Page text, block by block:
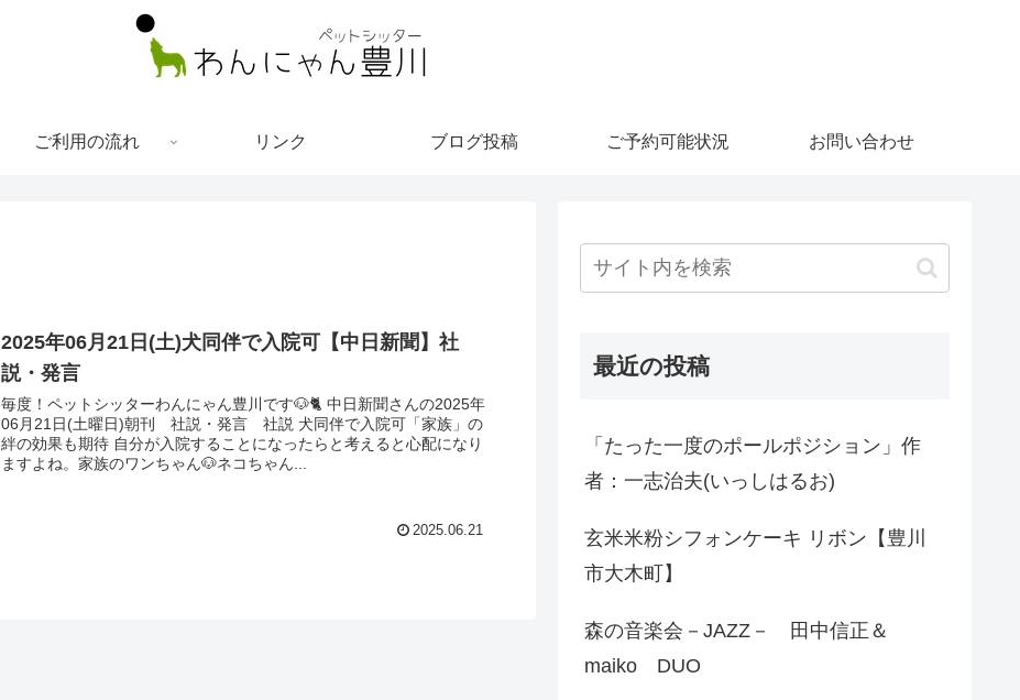
ご利用の流れ リンク ブログ投稿 ご予約可能状況 お問い合わせ
2025年06月21日(土)犬同伴で入院可【中日新聞】社
説・発言
毎度！ペットシッターわんにゃん豊川です🐶🐈 中日新聞さんの2025年
06月21日(土曜日)朝刊 社説・発言 社説 犬同伴で入院可「家族」の
絆の効果も期待 自分が入院することになったらと考えると心配になり
ますよね。家族のワンちゃん🐶ネコちゃん...
2025.06.21
最近の投稿
「たった一度のポールポジション」作
者：一志治夫(いっしはるお)
玄米米粉シフォンケーキ リボン【豊川
市大木町】
森の音楽会－JAZZ－ 田中信正＆
maiko DUO